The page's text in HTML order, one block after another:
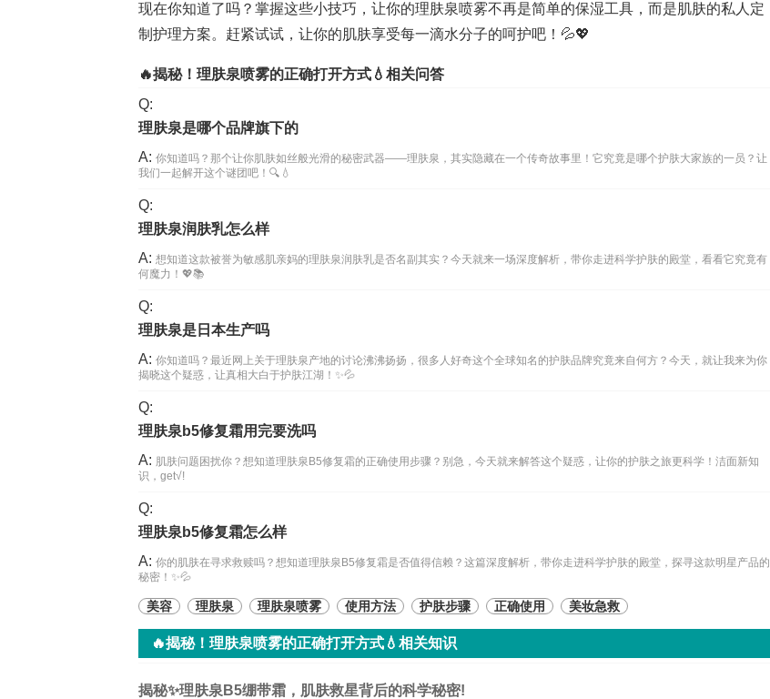
现在你知道了吗？掌握这些小技巧，让你的理肤泉喷雾不再是简单的保湿工具，而是肌肤的私人定
制护理方案。赶紧试试，让你的肌肤享受每一滴水分子的呵护吧！💦💖
🔥揭秘！理肤泉喷雾的正确打开方式💧相关问答
Q:
理肤泉是哪个品牌旗下的
A: 你知道吗？那个让你肌肤如丝般光滑的秘密武器——理肤泉，其实隐藏在一个传奇故事里！它究竟是哪个护肤大家族的一员？让
我们一起解开这个谜团吧！🔍💧
Q:
理肤泉润肤乳怎么样
A: 想知道这款被誉为敏感肌亲妈的理肤泉润肤乳是否名副其实？今天就来一场深度解析，带你走进科学护肤的殿堂，看看它究竟有
何魔力！💖📚
Q:
理肤泉是日本生产吗
A: 你知道吗？最近网上关于理肤泉产地的讨论沸沸扬扬，很多人好奇这个全球知名的护肤品牌究竟来自何方？今天，就让我来为你
揭晓这个疑惑，让真相大白于护肤江湖！✨💦
Q:
理肤泉b5修复霜用完要洗吗
A: 肌肤问题困扰你？想知道理肤泉B5修复霜的正确使用步骤？别急，今天就来解答这个疑惑，让你的护肤之旅更科学！洁面新知
识，get√!
Q:
理肤泉b5修复霜怎么样
A: 你的肌肤在寻求救赎吗？想知道理肤泉B5修复霜是否值得信赖？这篇深度解析，带你走进科学护肤的殿堂，探寻这款明星产品的
秘密！✨💦
美容 理肤泉 理肤泉喷雾 使用方法 护肤步骤 正确使用 美妆急救
🔥揭秘！理肤泉喷雾的正确打开方式💧相关知识
揭秘✨理肤泉B5绷带霜，肌肤救星背后的科学秘密!